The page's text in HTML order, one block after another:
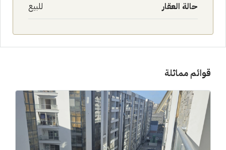
حالة العقار للبيع
قوائم مماثلة